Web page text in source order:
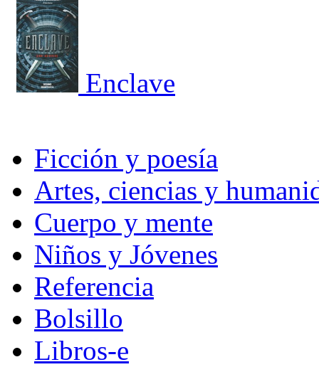
Enclave
Ficción y poesía
Artes, ciencias y
Cuerpo y mente
Niños y Jóvenes
Referencia
Bolsillo
Libros-e